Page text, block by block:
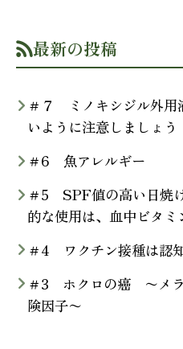
最新の投稿
＃７ ミノキシジル外用
いように注意しましょう
＃6 魚アレルギー
＃5 SPF値の高い日焼
的な使用は、血中ビタミ
＃4 ワクチン接種は認
＃3 ホクロの癌 〜メ
険因子〜